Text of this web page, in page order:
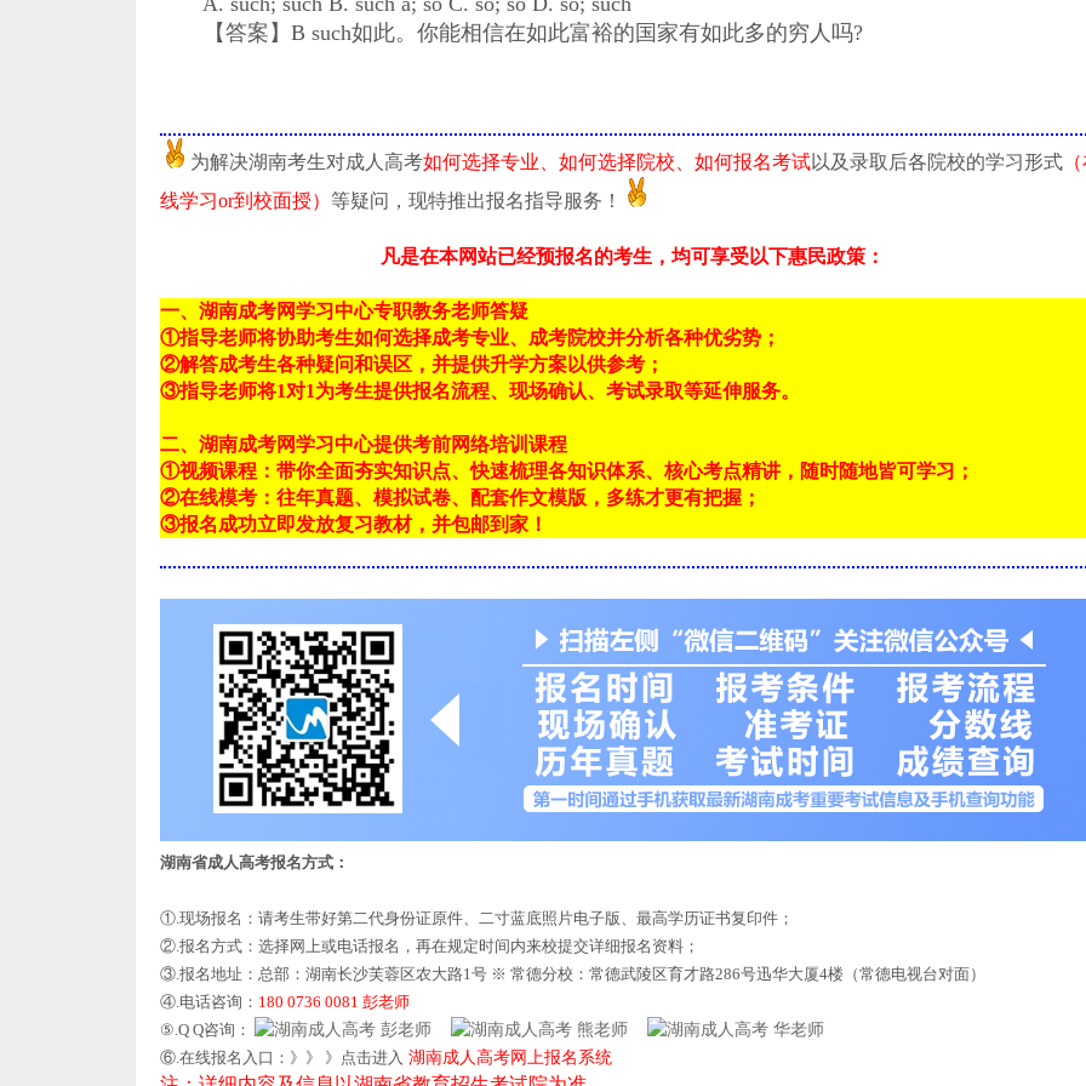
【答案】B such如此。你能相信在如此富裕的国家有如此多的穷人吗?
为解决湖南考生对成人高考如何选择专业、如何选择院校、如何报名考试以及录取后各院校的学习形式
线学习or到校面授） 等疑问，现特推出报名指导服务！
凡是在本网站已经预报名的考生，均可享受以下惠民政策：
一、湖南成考网学习中心专职教务老师答疑
①指导老师将协助考生如何选择成考专业、成考院校并分析各种优劣势；
②解答成考生各种疑问和误区，并提供升学方案以供参考；
③指导老师将1对1为考生提供报名流程、现场确认、考试录取等延伸服务。
二、湖南成考网学习中心提供考前网络培训课程
①视频课程：带你全面夯实知识点、快速梳理各知识体系、核心考点精讲，随时随地皆可学习；
②在线模考：往年真题、模拟试卷、配套作文模版，多练才更有把握；
③报名成功立即发放复习教材，并包邮到家！
湖南省成人高考报名方式：
①.现场报名：请考生带好第二代身份证原件、二寸蓝底照片电子版、最高学历证书复印件；
②.报名方式：选择网上或电话报名，再在规定时间内来校提交详细报名资料；
③.报名地址：总部：湖南长沙芙蓉区农大路1号 ※ 常德分校：常德武陵区育才路286号迅华大厦4楼（常德电视台对面）
④.电话咨询： 180 0736 0081 彭老师
⑤.Q Q咨询：
彭老师 熊老师
华老师
⑥.在线报名入口：》》 》点击进入 湖南成人高考网上报名系统